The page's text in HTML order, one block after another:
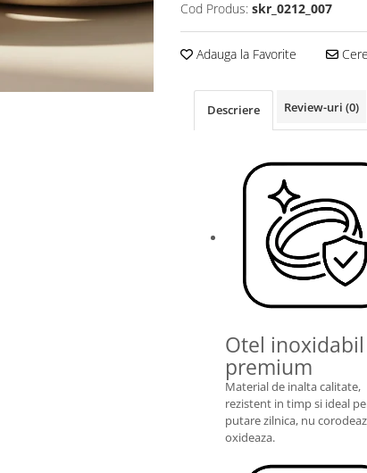
Cod Produs: skr_0212_007
Adauga la Favorite
Descriere Review-uri (0)
Otel inoxidabil
premium
Material de inalta calitate,
rezistent in timp si ideal
putare zilnica, nu
oxideaza.